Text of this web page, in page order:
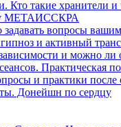
Кто такие хранители
МЕТАИССКРА
задавать вопросы
и активный
и можно
Практическая
и практики после
Донейшн по сердцу